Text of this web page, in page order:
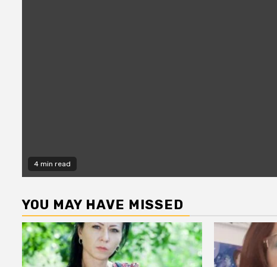
4 min read
YOU MAY HAVE MISSED